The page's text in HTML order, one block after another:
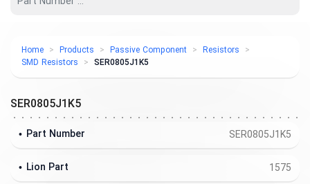
Home Products Passive Component
Resistors
SMD Resistors
SER0805J1K5
SER0805J1K5
SER0805J1K5
Part Number
1575
Lion Part